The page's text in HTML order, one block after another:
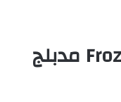
مشاهدة فيلم Frozen 3 مدبلج